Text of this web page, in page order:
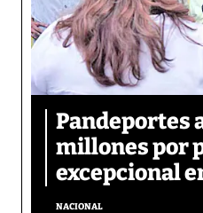
Pandeportes
millones por
excepcional
NACIONAL